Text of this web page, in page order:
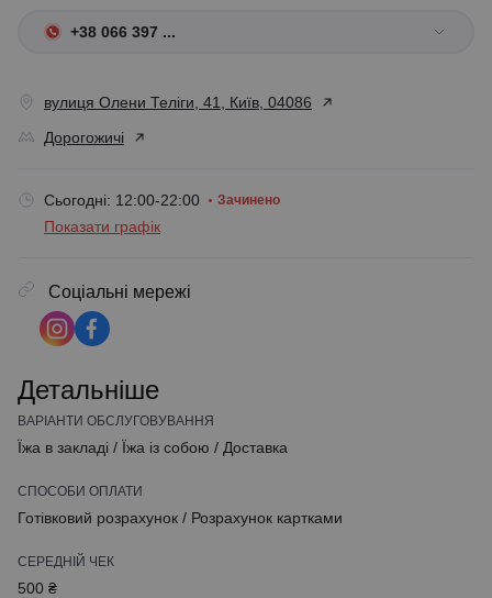
+38 066 397 ...
вулиця Олени Теліги, 41, Київ, 04086
Дорогожичі
Сьогодні: 12:00-22:00 Зачинено
Показати графік
Соціальні мережі
Детальніше
ВАРІАНТИ ОБСЛУГОВУВАННЯ
Їжа в закладі / Їжа із собою / Доставка
СПОСОБИ ОПЛАТИ
Готівковий розрахунок / Розрахунок картками
СЕРЕДНІЙ ЧЕК
500 ₴